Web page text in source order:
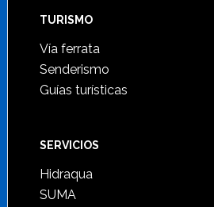
TURISMO
Vía ferrata
Senderismo
Guías turísticas
SERVICIOS
Hidraqua
SUMA